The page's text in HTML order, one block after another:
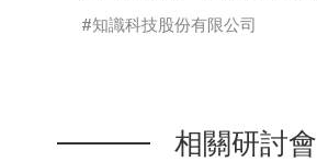
知識科技股份有限公司
相關研討會